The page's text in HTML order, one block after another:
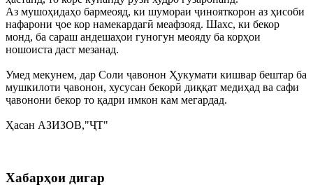
Аз мушоҳидаҳо бармеояд, ки шумораи ҷинояткорон аз ҳисоби
нафарони ҷое кор намекардагӣ меафзояд. Шахс, ки бекор
монд, ба сараш андешаҳои гуногун меояду ба корҳои
ношоиста даст мезанад.
Умед мекунем, дар Соли ҷавонон Ҳукумати кишвар бештар ба
мушкилоти ҷавонон, хусусан бекорӣ диққат медиҳад ва сафи
ҷавонони бекор то қадри имкон кам мегардад.
Ҳасан АЗИЗОВ,"ҶТ"
Хабарҳои дигар